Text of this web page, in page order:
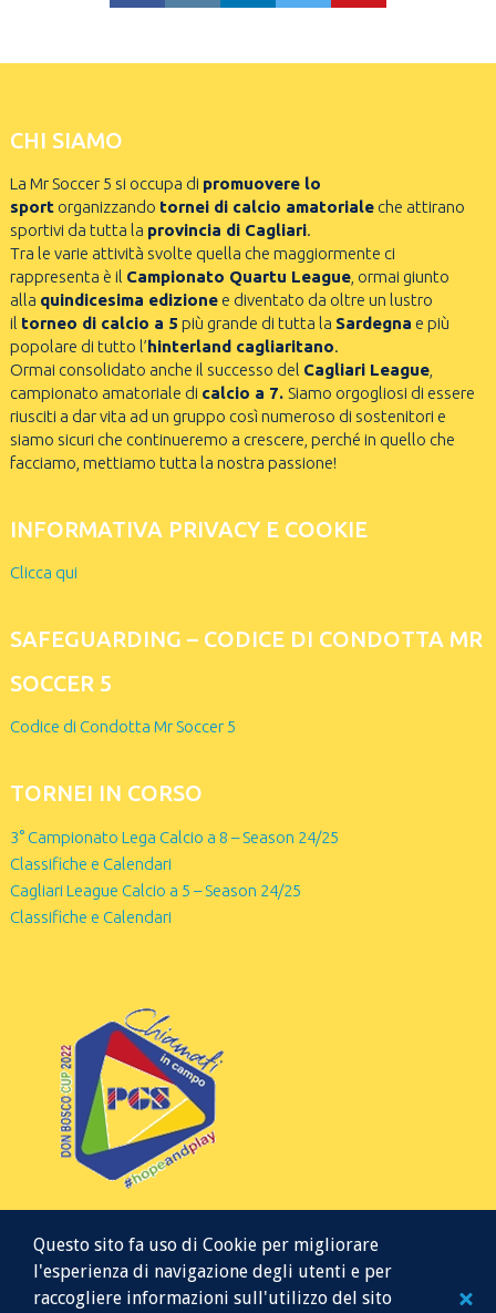
CHI SIAMO
La Mr Soccer 5 si occupa di promuovere lo
sportorganizzando tornei di calcio amatorialeche attirano
sportivi da tutta la provincia di Cagliari.
Tra le varie attività svolte quella che maggiormente ci
rappresenta è il Campionato Quartu League, ormai giunto
alla quindicesima edizionee diventato da oltre un lustro
il torneo di calcio a 5 più grande di tutta la Sardegna e più
popolare di tutto l’hinterland cagliaritano.
Ormai consolidato anche il successo del Cagliari League,
campionato amatoriale di calcio a 7. Siamo orgogliosi di essere
riusciti a dar vita ad un gruppo così numeroso di sostenitori e
siamo sicuri che continueremo a crescere, perché in quello che
facciamo, mettiamo tutta la nostra passione!
INFORMATIVA PRIVACY E COOKIE
Clicca qui
SAFEGUARDING – CODICE DI CONDOTTA MR
SOCCER 5
Codice di Condotta Mr Soccer 5
TORNEI IN CORSO
3° Campionato Lega Calcio a 8 – Season 24/25
Classifiche e Calendari
Cagliari League Calcio a 5 – Season 24/25
Classifiche e Calendari
Questo sito fa uso di Cookie per migliorare
l'esperienza di navigazione degli utenti e per
raccogliere informazioni sull'utilizzo del sito